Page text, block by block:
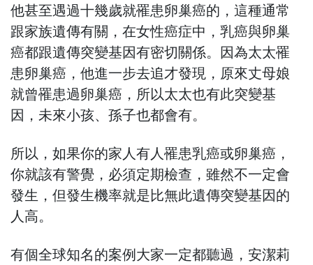
他甚至遇過十幾歲就罹患卵巢癌的，這種通常
跟家族遺傳有關，在女性癌症中，乳癌與卵巢
癌都跟遺傳突變基因有密切關係。因為太太罹
患卵巢癌，他進一步去追才發現，原來丈母娘
就曾罹患過卵巢癌，所以太太也有此突變基
因，未來小孩、孫子也都會有。
所以，如果你的家人有人罹患乳癌或卵巢癌，
你就該有警覺，必須定期檢查，雖然不一定會
發生，但發生機率就是比無此遺傳突變基因的
人高。
有個全球知名的案例大家一定都聽過，安潔莉